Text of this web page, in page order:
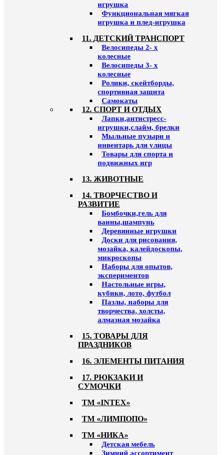
игрушка
Функциональная мягкая
игрушка и плед-игрушка
11. ДЕТСКИЙ ТРАНСПОРТ
Велосипеды 2- х
колесные
Велосипеды 3- х
колесные
Ролики, скейтборды,
спортивная защита
Самокаты
12. СПОРТ И ОТДЫХ
Лапки,антистресс-
игрушки,слайм, брелки
Мыльные пузыри и
инвентарь для улицы
Товары для спорта и
подвижных игр
13. ЖИВОТНЫЕ
14. ТВОРЧЕСТВО И
РАЗВИТИЕ
Бомбочки,гель для
ванны,шампунь
Деревянные игрушки
Доски для рисования,
мозайка, калейдоскопы,
микроскопы
Наборы для опытов,
экспериментов
Настольные игры,
кубики, лото, футбол
Пазлы, наборы для
творчества, холсты,
алмазная мозайка
15. ТОВАРЫ ДЛЯ
ПРАЗДНИКОВ
16. ЭЛЕМЕНТЫ ПИТАНИЯ
17. РЮКЗАКИ И
СУМОЧКИ
ТМ «INTEX»
ТМ «ЛИМПОПО»
ТМ «НИКА»
Детская мебель
Зимний ассортимент